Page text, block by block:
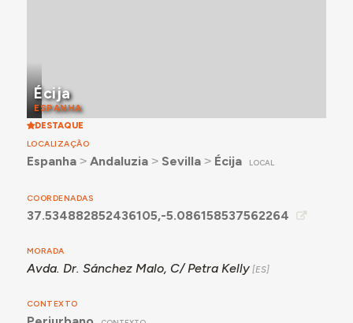
Écija
ESPANHA
DESTAQUE
LOCALIZAÇÃO
Espanha˃ Andaluzia˃ Sevilla˃ Écija LOCAL
COORDENADAS
37.534882852436105,-5.086158537562264
MORADA
Avda. Dr. Sánchez Malo, C/ Petra Kelly
CONTEXTO